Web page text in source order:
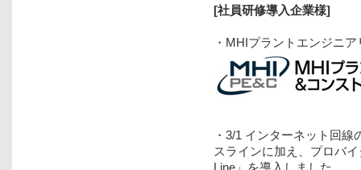
[社員研修導入企業様]
・MHIプラントエンジニ
・3/1 インターネット回
スラインに加え、プロバ
Line」を導入しました。